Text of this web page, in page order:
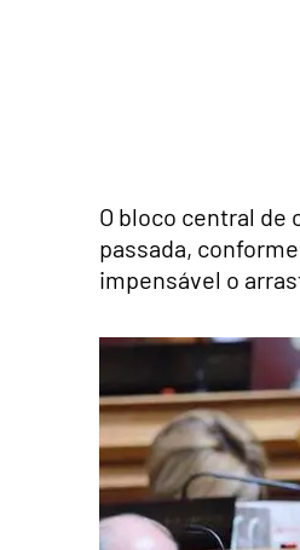
O bloco central de
passada,
impensável o